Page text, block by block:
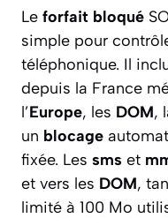
Le forfait bloqué
simple pour
téléphonique. Il
depuis la France
l’Europe, les DOM,
un blocage
fixée. Les sms et
et vers les DOM,
limité à 100 Mo